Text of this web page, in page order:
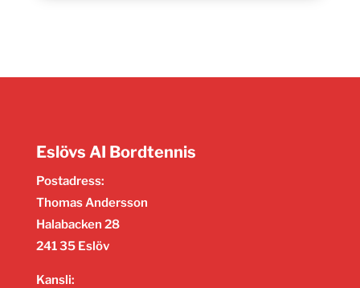
Eslövs AI Bordtennis
Postadress:
Thomas Andersson
Halabacken 28
241 35 Eslöv
Kansli: